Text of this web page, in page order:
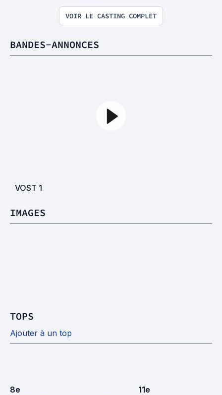
VOIR LE CASTING COMPLET
BANDES-ANNONCES
VOST 1
IMAGES
TOPS
Ajouter à un top
8e 11e